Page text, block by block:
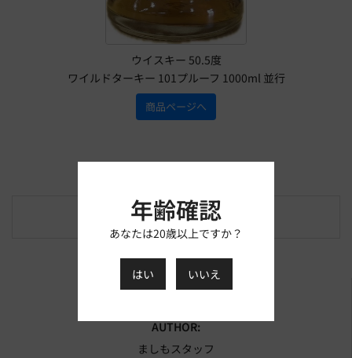
ウイスキー 50.5度
ワイルドターキー 101プルーフ 1000ml 並行
商品ページへ
商品紹介/レビュー
CATEGORY:
AUTHOR:
ましもスタッフ
年齢確認
あなたは20歳以上ですか？
はい いいえ